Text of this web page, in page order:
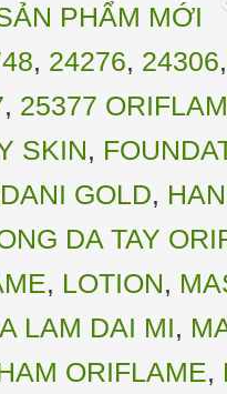
PHẨM MỚI
, 24276, 24306
, 25377
SKIN,
GOLD,
DA TAY
, LOTION,
LAM DAI MI,
ORIFLAME,